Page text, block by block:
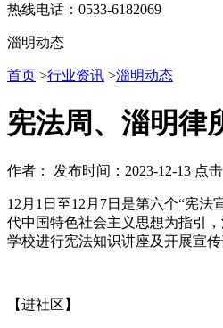
热线电话：0533-6182069
淄明动态
首页 >行业资讯 >淄明动态
宪法周、淄明律
作者： 发布时间：2023-12-13 点
12月1日至12月7日是第六个“宪
代中国特色社会主义思想为指引
学校进行宪法知识讲座及开展宣
【进社区】